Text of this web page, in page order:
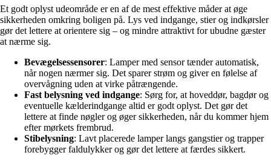
Et godt oplyst udeområde er en af de mest effektive måder at øge
sikkerheden omkring boligen på. Lys ved indgange, stier og indkørsler
gør det lettere at orientere sig – og mindre attraktivt for ubudne gæster
at nærme sig.
Bevægelsessensorer: Lamper med sensor tænder automatisk,
når nogen nærmer sig. Det sparer strøm og giver en følelse af
overvågning uden at virke påtrængende.
Fast belysning ved indgange: Sørg for, at hoveddør, bagdør og
eventuelle kælderindgange altid er godt oplyst. Det gør det
lettere at finde nøgler og øger sikkerheden, når du kommer hjem
efter mørkets frembrud.
Stibelysning: Lavt placerede lamper langs gangstier og trapper
forebygger faldulykker og gør det lettere at færdes sikkert.